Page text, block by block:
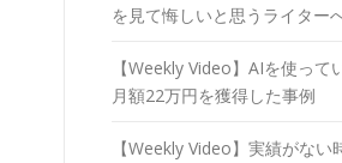
を見て悔しいと思うライター
【Weekly Video】AIを使って
月額22万円を獲得した事例
【Weekly Video】実績がない